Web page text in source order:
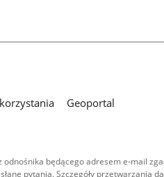
Geoportal
będącego adresem e-mail
pytania. Szczegóły przetwarzania